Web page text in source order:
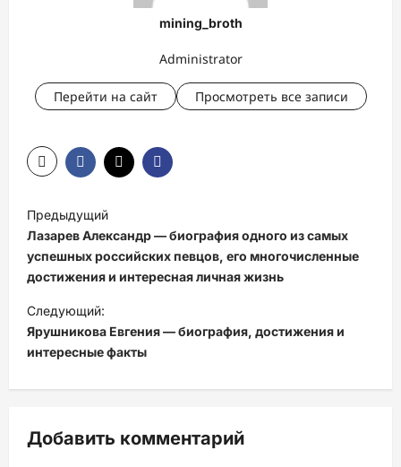
mining_broth
Administrator
Перейти на сайт Просмотреть все записи
Н
а
в
и
г
а
я
з
Предыдущий
Лазарев Александр — биография одного из самых
успешных российских певцов, его многочисленные
достижения и интересная личная жизнь
Следующий:
Ярушникова Евгения — биография, достижения и
интересные факты
Добавить комментарий